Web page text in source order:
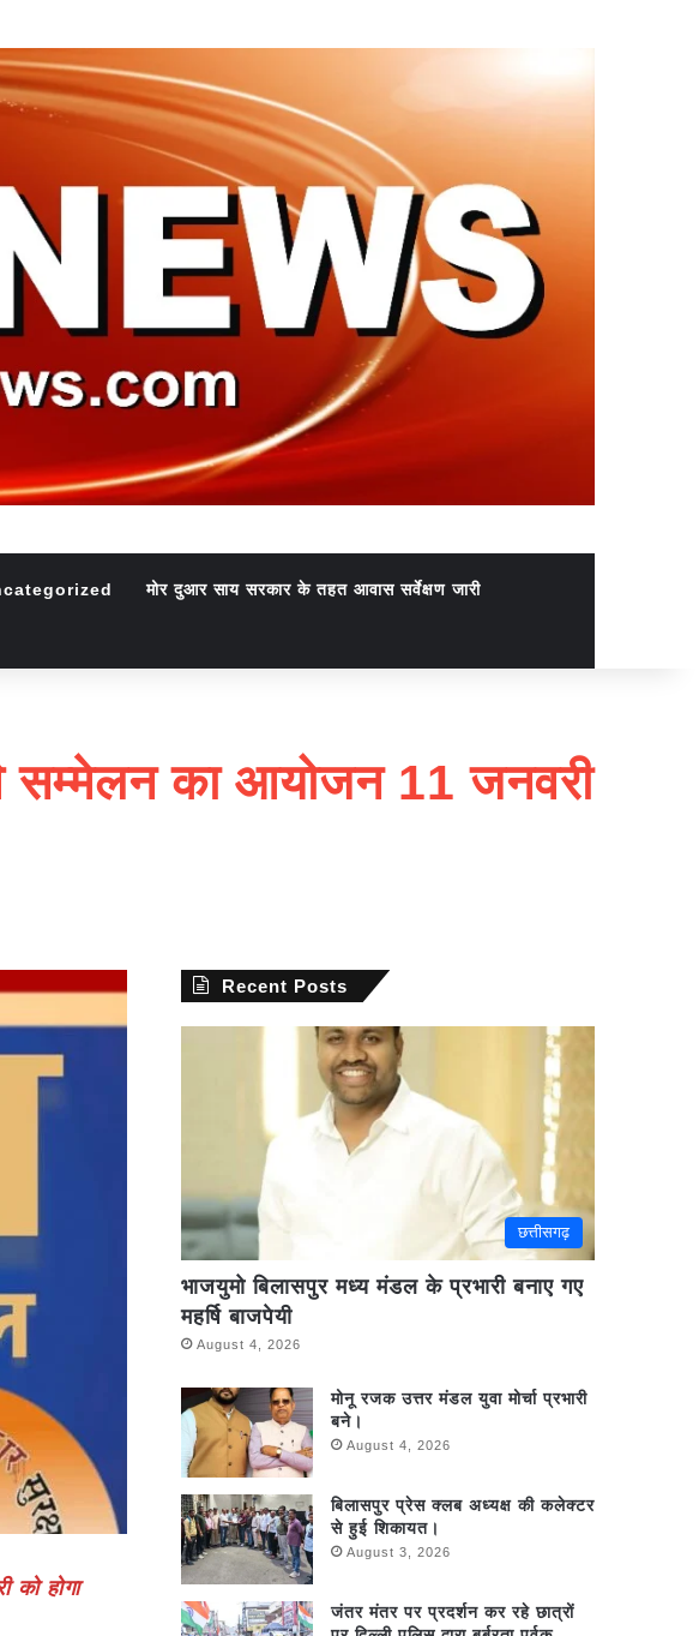
मोर दुआर साय सरकार के तहत आवास सर्वेक्षण जारी
सम्मेलन का आयोजन 11 जनवरी
को होगा
Recent Posts
छत्तीसगढ़
भाजयुमो बिलासपुर मध्य मंडल के प्रभारी बनाए गए
महर्षि बाजपेयी
August 4, 2026
मोनू रजक उत्तर मंडल युवा मोर्चा प्रभारी
बने।
August 4, 2026
बिलासपुर प्रेस क्लब अध्यक्ष की कलेक्टर
से हुई शिकायत।
August 3, 2026
जंतर मंतर पर प्रदर्शन कर रहे छात्रों